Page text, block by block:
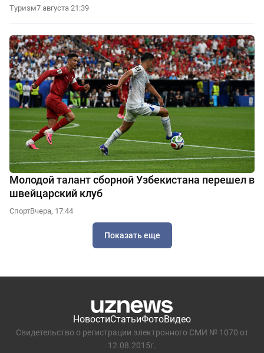
Туризм7 августа 21:39
Молодой талант сборной Узбекистана перешел в
швейцарский клуб
СпортВчера, 17:44
Показать еще
НовостиСтатьиФотоВидео
Свидетельство о регистрации электронного СМИ № 1070 от
12.08.2015г.